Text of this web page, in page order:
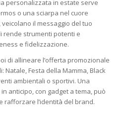
personalizzata in estate serve
o una sciarpa nel cuore
il messaggio del tuo
rende strumenti potenti e
e fidelizzazione.
di allineare l’offerta promozionale
Natale, Festa della Mamma, Black
ambientali o sportivi. Una
anticipo, con gadget a tema, può
rafforzare l’identità del brand.